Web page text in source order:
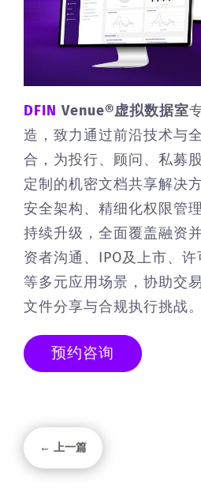
DFIN Venue®虚拟数据室
造，致力通过前沿技术与
合，为投行、顾问、私募
定制的机密文档共享解决
安全架构、精细化权限管
持续升级，全面覆盖融资
资者沟通、IPO及上市、
等多元应用场景，协助交
文件分享与合规执行挑战。
预约咨询
← 上一篇